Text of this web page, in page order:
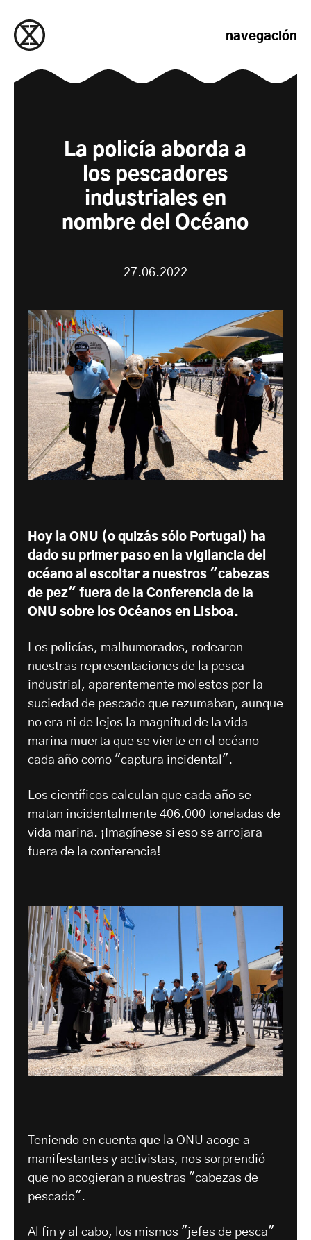
navegación
La policía aborda a
los pescadores
industriales en
nombre del Océano
27.06.2022
Hoy la ONU (o quizás sólo Portugal) ha
dado su primer paso en la vigilancia del
océano al escoltar a nuestros "cabezas
de pez" fuera de la Conferencia de la
ONU sobre los Océanos en Lisboa.
Los policías, malhumorados, rodearon
nuestras representaciones de la pesca
industrial, aparentemente molestos por la
suciedad de pescado que rezumaban, aunque
no era ni de lejos la magnitud de la vida
marina muerta que se vierte en el océano
cada año como "captura incidental".
Los científicos calculan que cada año se
matan incidentalmente 406.000 toneladas de
vida marina. ¡Imagínese si eso se arrojara
fuera de la conferencia!
Teniendo en cuenta que la ONU acoge a
manifestantes y activistas, nos sorprendió
que no acogieran a nuestras "cabezas de
pescado".
Al fin y al cabo, los mismos "jefes de pesca"